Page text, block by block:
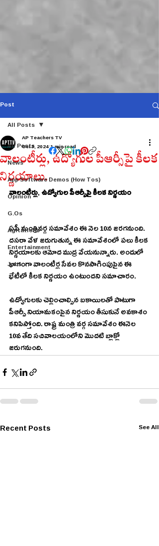
Post
All Posts
News
App Software Demos (How Tos)
Opinion
G.Os
Agitations
Entertainment
Jobs
All Posts
వాలంటీర్లు, ఉద్యోగుల పీఆర్సీపై కీలక
నిర్ణయాలు.
AP Teachers TV
Oct 3, 2024 1 min read
వాలంటీర్లు, ఉద్యోగులపీఆర్సీపైకీలకనిర్ణయం
ఏపీ మంత్రివర్గ సమావేశం ఈ నెల 10న జరగనుంది.
దసరా వేళ జరుగుతున్న ఈ సమావేశంలో పలు కీలక
నిర్ణయాలకు ఆమోద ముద్ర వేయనున్నారు. అందులో
భాగంగా వాలంటీర్ల సేవల కొనసాగింపుపైన ఈ
భేటీలో కీలక నిర్ణయం ఉంటుందని సమాచారం.
ఉద్యోగులకు చెల్లించాల్సిన బకాయిలతో పాటుగా
పీఆర్సీ నియామకంపైన నిర్ణయం తీసుకునే అవకాశం
కనిపిస్తోంది. రాష్ట్ర మంత్రి వర్గ సమావేశం ఈనెల
10వ తేది సచివాలయంలోని మొదటి బ్లాక్లో
జరుగనుంది.
Recent Posts See All